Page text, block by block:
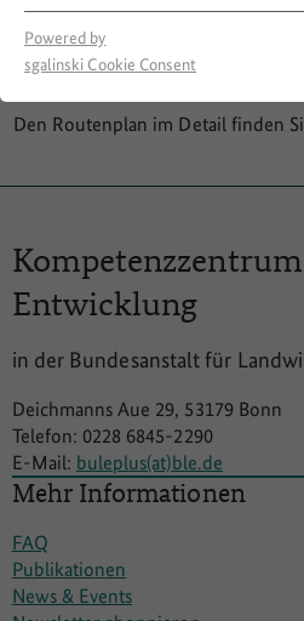
Powered by
sgalinski Cookie Consent
Den Routenplan im Detail finden
Kompetenzzentrum
Entwicklung
in der Bundesanstalt für
Deichmanns Aue 29, 53179 Bonn
Telefon: 0228 6845-2290
E-Mail: buleplus(at)ble.de
Mehr Informationen
FAQ
Publikationen
News & Events